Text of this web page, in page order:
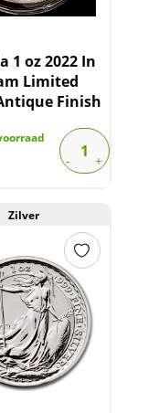
1 oz 2022 In
Limited
Finish
Zilver